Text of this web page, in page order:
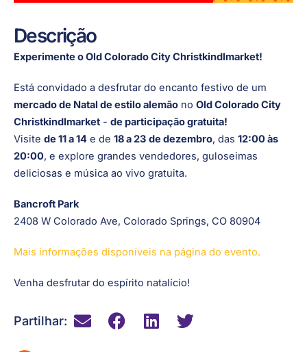
Descrição
Experimente o Old Colorado City Christkindlmarket!
Está convidado a desfrutar do encanto festivo de um
mercado de Natal de estilo alemão no Old Colorado City
Christkindlmarket - de participação gratuita!
Visite de 11 a 14 e de 18 a 23 de dezembro, das 12:00 às
20:00, e explore grandes vendedores, guloseimas
deliciosas e música ao vivo gratuita.
Bancroft Park
2408 W Colorado Ave, Colorado Springs, CO 80904
Mais informações disponíveis na página do evento.
Venha desfrutar do espírito natalício!
Partilhar: